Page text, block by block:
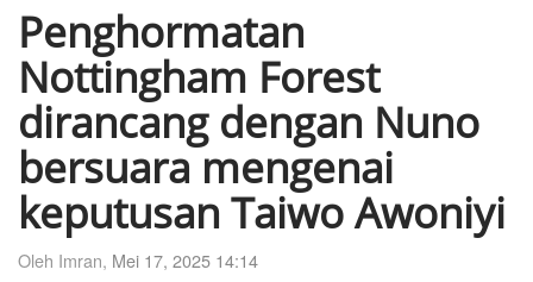
Penghormatan
Nottingham Forest
dirancang dengan Nuno
bersuara mengenai
keputusan Taiwo Awoniyi
Oleh Imran, Mei 17, 2025 14:14